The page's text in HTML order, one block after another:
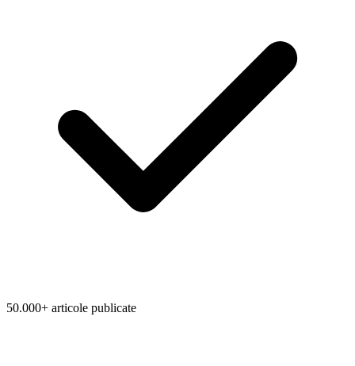
50.000+ articole publicate